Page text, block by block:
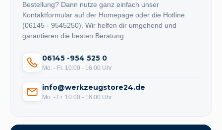
Bestellung? Dann nutze ganz einfach unser
Kontaktformular auf der Homepage oder die Hotline
(06145 - 9545250). Wir helfen dir umgehend und
garantieren die besten Beratung.
06145 -954 525 0
Mo. - Fr. 10:00 - 16:00 Uhr
info@werkzeugstore24.de
Mo. - Fr. 10:00 - 16:00 Uhr